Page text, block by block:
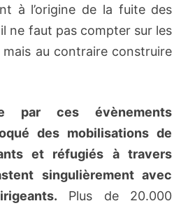
à l’origine de la fuite des
ne faut pas compter sur les
au contraire construire
par ces évènements
des mobilisations de
et réfugiés à travers
singulièrement avec
Plus de 20.000